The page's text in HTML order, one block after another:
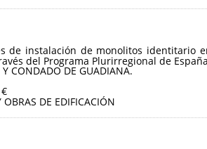
de instalación de monolitos identitario
del Programa Plurirregional de
CONDADO DE GUADIANA.
OBRAS DE EDIFICACIÓN